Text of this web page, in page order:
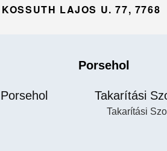
LAJOS U. 77, 7768
Porsehol
Takarítási
Takarítási